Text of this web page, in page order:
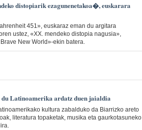
distopiarik ezagunenetakoa�, euskarara
451», euskaraz eman du argitara
ustez, «XX. mendeko distopia nagusia»,
New World»-ekin batera.
Latinoamerika ardatz duen jaialdia
kultura zabalduko da Biarrizko areto
literatura topaketak, musika eta gaurkotasuneko